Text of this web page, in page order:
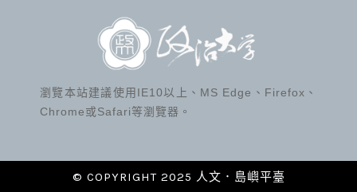
瀏覽本站建議使用IE10以上、MS Edge、Firefox、
Chrome或Safari等瀏覽器。
© COPYRIGHT 2025 人文．島嶼平臺